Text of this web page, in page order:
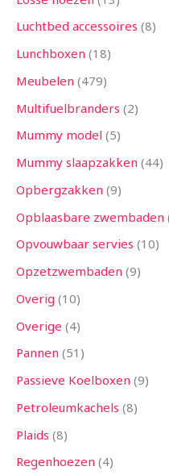
Luchtbed accessoires 8
Lunchboxen 18
Meubelen 479
Multifuelbranders 2
Mummy model 5
Mummy slaapzakken 44
Opbergzakken 9
Opblaasbare zwembaden
Opvouwbaar servies 10
Opzetzwembaden 9
Overig 10
Overige 4
Pannen 51
Passieve Koelboxen 9
Petroleumkachels 8
Plaids 8
Regenhoezen 4